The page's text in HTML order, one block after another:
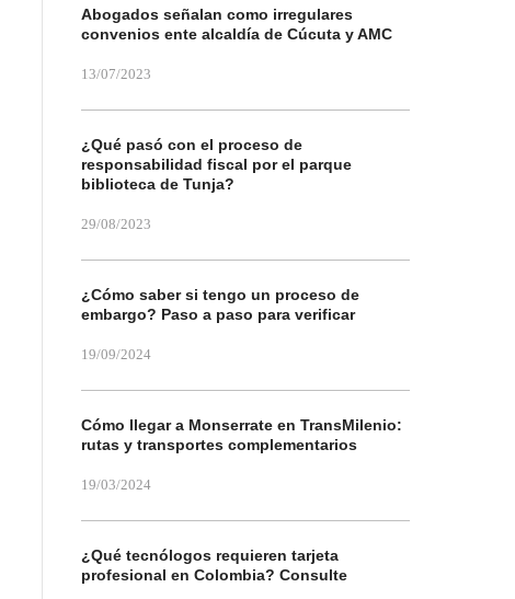
Abogados señalan como irregulares
convenios ente alcaldía de Cúcuta y AMC
13/07/2023
¿Qué pasó con el proceso de
responsabilidad fiscal por el parque
biblioteca de Tunja?
29/08/2023
¿Cómo saber si tengo un proceso de
embargo? Paso a paso para verificar
19/09/2024
Cómo llegar a Monserrate en TransMilenio:
rutas y transportes complementarios
19/03/2024
¿Qué tecnólogos requieren tarjeta
profesional en Colombia? Consulte